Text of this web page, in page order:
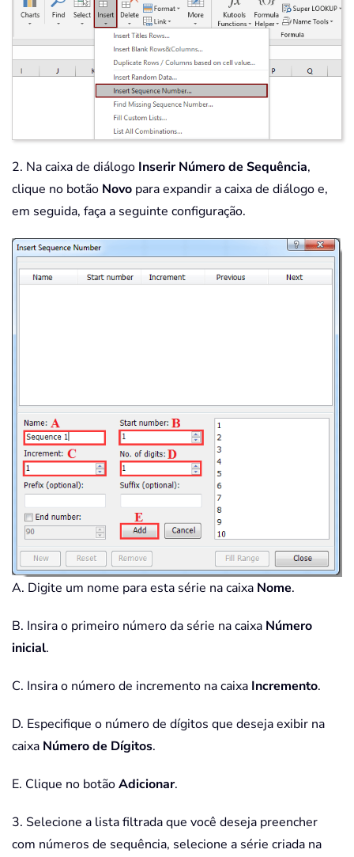
2. Na caixa de diálogo Inserir Número de Sequência,
clique no botão Novo para expandir a caixa de diálogo e,
em seguida, faça a seguinte configuração.
A. Digite um nome para esta série na caixa Nome.
B. Insira o primeiro número da série na caixa Número
inicial.
C. Insira o número de incremento na caixa Incremento.
D. Especifique o número de dígitos que deseja exibir na
caixa Número de Dígitos.
E. Clique no botãoAdicionar.
3. Selecione a lista filtrada que você deseja preencher
com números de sequência, selecione a série criada na